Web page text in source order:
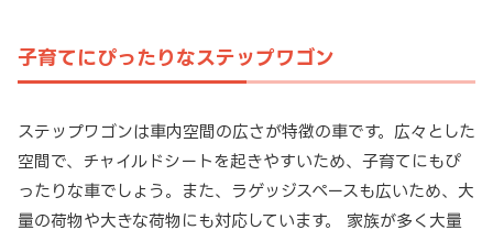
子育てにぴったりなステップワゴン
ステップワゴンは車内空間の広さが特徴の車です。広々とした
空間で、チャイルドシートを起きやすいため、子育てにもぴ
ったりな車でしょう。また、ラゲッジスペースも広いため、大
量の荷物や大きな荷物にも対応しています。 家族が多く大量